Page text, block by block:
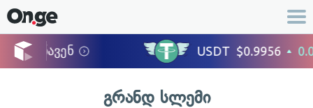
გრანდ სლემი